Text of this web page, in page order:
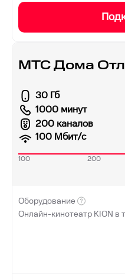
МТС Дома
30 Гб
1000 минут
200 каналов
100 Мбит/с
100 200
Оборудование
Онлайн-кинотеатр KION в